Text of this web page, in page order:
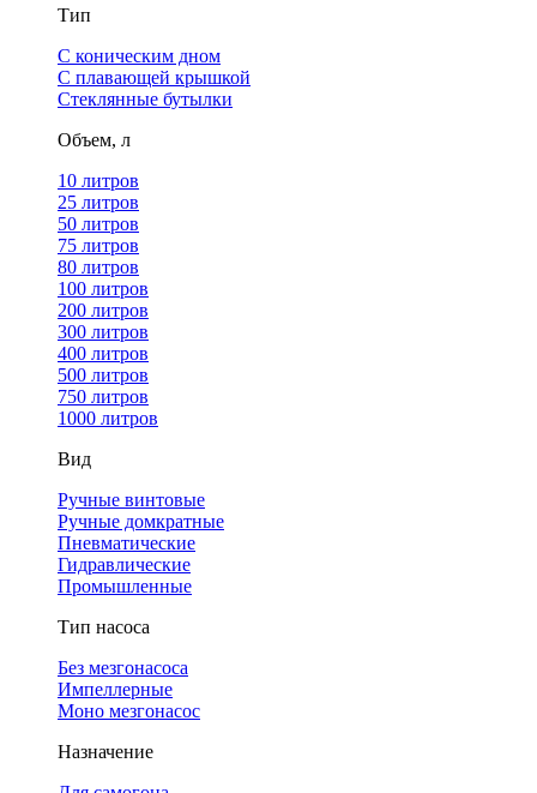
Тип
С коническим дном
С плавающей крышкой
Стеклянные бутылки
Объем, л
10 литров
25 литров
50 литров
75 литров
80 литров
100 литров
200 литров
300 литров
400 литров
500 литров
750 литров
1000 литров
Вид
Ручные винтовые
Ручные домкратные
Пневматические
Гидравлические
Промышленные
Тип насоса
Без мезгонасоса
Импеллерные
Моно мезгонасос
Назначение